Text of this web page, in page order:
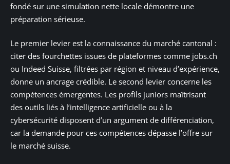
fondé sur une simulation nette locale démontre une
préparation sérieuse.
Le premier levier est la connaissance du marché cantonal :
citer des fourchettes issues de plateformes comme jobs.ch
ou Indeed Suisse, filtrées par région et niveau d’expérience,
donne un ancrage crédible. Le second levier concerne les
compétences émergentes. Les profils juniors maîtrisant
des outils liés à l’intelligence artificielle ou à la
cybersécurité disposent d’un argument de différenciation,
car la demande pour ces compétences dépasse l’offre sur
le marché suisse.